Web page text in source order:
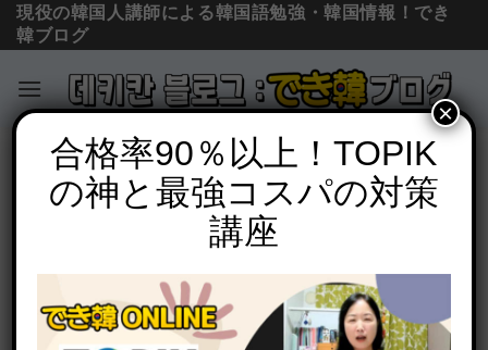
Skip
content
現役の韓国人講師による韓国語勉強・韓国情報！でき
韓ブログ
コラム＆ニュース
高校から大学まで豊富な指導経験！でき
韓オンライン 講師 シム・ジウン
POSTED ON2023年9月6日 BY でき韓 パク先生
合格率90％以上！TOPIK
の神と最強コスパの対策
講座
×